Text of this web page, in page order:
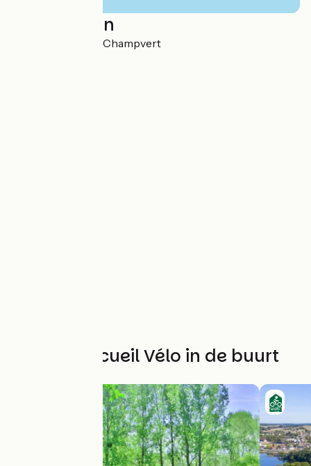
Localisation
La Copine 58300 Champvert
Andere Accueil Vélo in de buurt